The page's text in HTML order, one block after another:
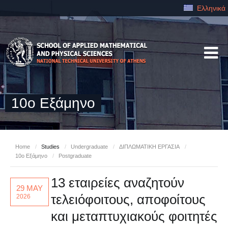
Ελληνικά
10ο Εξάμηνο
Home / Studies / Undergraduate / ΔΙΠΛΩΜΑΤΙΚΗ ΕΡΓΑΣΙΑ
/
10ο Εξάμηνο
/ Postgraduate
29 MAY
2026
13 εταιρείες αναζητούν
τελειόφοιτους, αποφοίτους
και μεταπτυχιακούς φοιτητές